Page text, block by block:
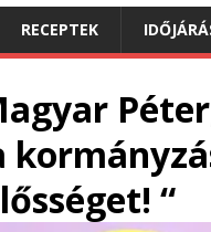
RECEPTEK
“